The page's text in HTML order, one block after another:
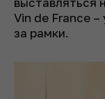
Vin de France
за рамки.